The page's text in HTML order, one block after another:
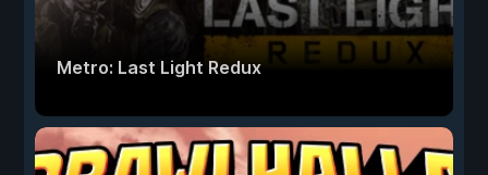
Metro: Last Light Redux